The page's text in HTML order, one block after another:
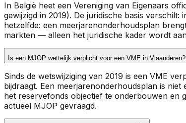
In België heet een Vereniging van Eigenaars
gewijzigd in 2019). De juridische basis
hetzelfde: een meerjarenonderhoudsplan
markten — alleen het juridische kader wordt
Is een MJOP wettelijk verplicht voor een VME in Vlaanderen?
Sinds de wetswijziging van 2019 is een VME
bijdraagt. Een meerjarenonderhoudsplan is
het reservefonds objectief te onderbouwen en
actueel MJOP gevraagd.